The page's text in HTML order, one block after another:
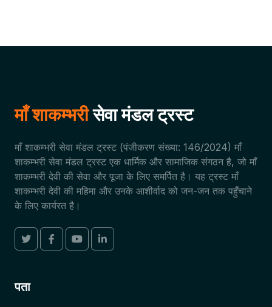
माँ शाकम्भरीसेवा मंडल ट्रस्ट
माँ शाकम्भरी सेवा मंडल ट्रस्ट (पंजीकरण संख्या: 146/2024) माँ
शाकम्भरी सेवा मंडल ट्रस्ट एक धार्मिक और सामाजिक संगठन है, जो माँ
शाकम्भरी देवी की सेवा और पूजा के लिए समर्पित है। यह ट्रस्ट माँ
शाकम्भरी देवी की महिमा और उनके आशीर्वाद को जन-जन तक पहुँचाने
के लिए कार्यरत है।
पता